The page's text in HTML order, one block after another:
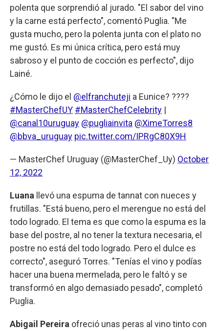
polenta que sorprendió al jurado. "El sabor del vino
y la carne está perfecto", comentó Puglia. "Me
gusta mucho, pero la polenta junta con el plato no
me gustó. Es mi única crítica, pero está muy
sabroso y el punto de cocción es perfecto", dijo
Lainé.
¿Cómo le dijo el @elfranchuteji a Eunice? ????
#MasterChefUY #MasterChefCelebrity |
@canal10uruguay @pugliainvita @XimeTorres8
@bbva_uruguay pic.twitter.com/IPRgC80X9H
— MasterChef Uruguay (@MasterChef_Uy) October
12, 2022
Luana
llevó una espuma de tannat con nueces y
frutillas. "Está bueno, pero el merengue no está del
todo logrado. El tema es que como la espuma es la
base del postre, al no tener la textura necesaria, el
postre no está del todo logrado. Pero el dulce es
correcto", aseguró Torres. "Tenías el vino y podías
hacer una buena mermelada, pero le faltó y se
transformó en algo demasiado pesado", completó
Puglia.
Abigail Pereira ofreció unas peras al vino tinto con